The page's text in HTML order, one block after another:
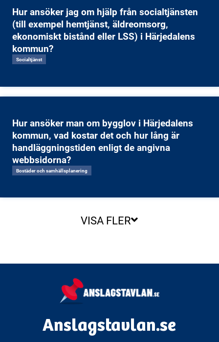
Hur ansöker jag om hjälp från socialtjänsten
(till exempel hemtjänst, äldreomsorg,
ekonomiskt bistånd eller LSS) i Härjedalens
kommun?
Socialtjänst
Hur ansöker man om bygglov i Härjedalens
kommun, vad kostar det och hur lång är
handläggningstiden enligt de angivna
webbsidorna?
Bostäder och samhällsplanering
VISA FLER
Anslagstavlan.se